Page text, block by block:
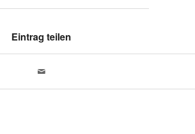
Eintrag teilen